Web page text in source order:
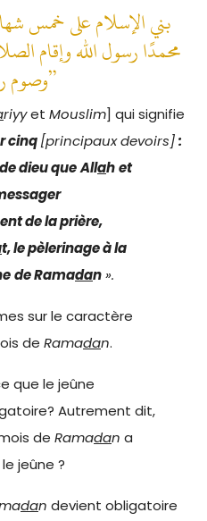
محمدًا رسول الله وإقام
وصوم رمضان”
riyyet Mouslim] qui signifie
cinq[principaux devoirs]:
dieu queAllahet
de la prière,
t, le pèlerinage à la
de Ramadan».
sur le caractère
de Ramadan.
que le jeûne
Autrement dit,
de Ramadan a
jeûne ?
dan devient obligatoire